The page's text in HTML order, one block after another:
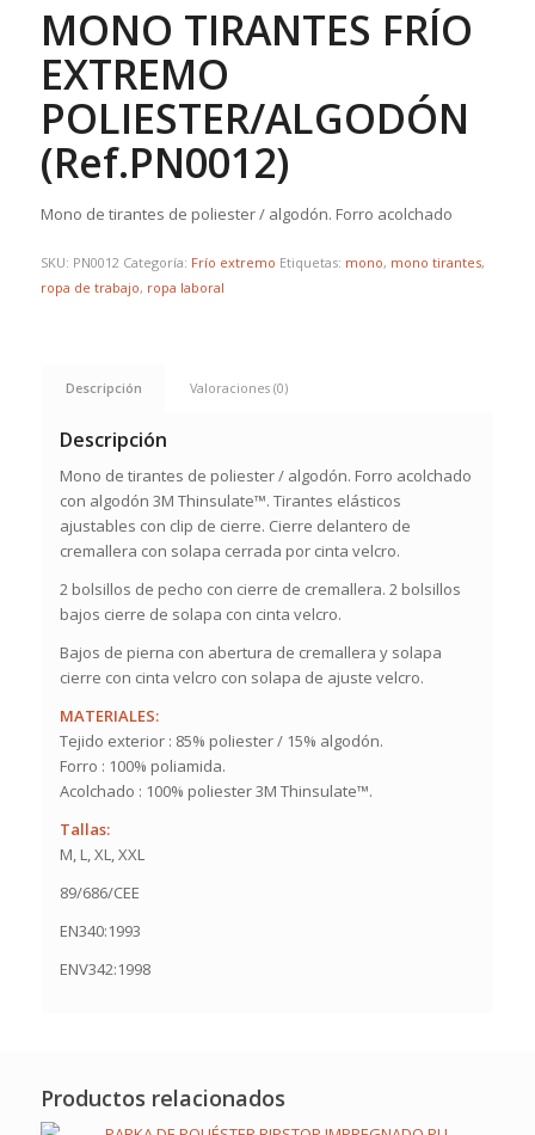
MONO TIRANTES FRÍO
EXTREMO
POLIESTER/ALGODÓN
(Ref.PN0012)
Mono de tirantes de poliester / algodón. Forro acolchado
SKU: PN0012 Categoría: Frío extremo Etiquetas: mono, mono tirantes,
ropa de trabajo, ropa laboral
Descripción Valoraciones (0)
Descripción
Mono de tirantes de poliester / algodón. Forro acolchado
con algodón 3M Thinsulate™. Tirantes elásticos
ajustables con clip de cierre. Cierre delantero de
cremallera con solapa cerrada por cinta velcro.
2 bolsillos de pecho con cierre de cremallera. 2 bolsillos
bajos cierre de solapa con cinta velcro.
Bajos de pierna con abertura de cremallera y solapa
cierre con cinta velcro con solapa de ajuste velcro.
MATERIALES:
Tejido exterior : 85% poliester / 15% algodón.
Forro : 100% poliamida.
Acolchado : 100% poliester 3M Thinsulate™.
Tallas:
M, L, XL, XXL
89/686/CEE
EN340:1993
ENV342:1998
Productos relacionados